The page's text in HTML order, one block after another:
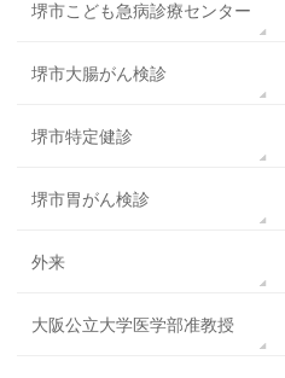
堺市こども急病診療センター
堺市大腸がん検診
堺市特定健診
堺市胃がん検診
外来
大阪公立大学医学部准教授